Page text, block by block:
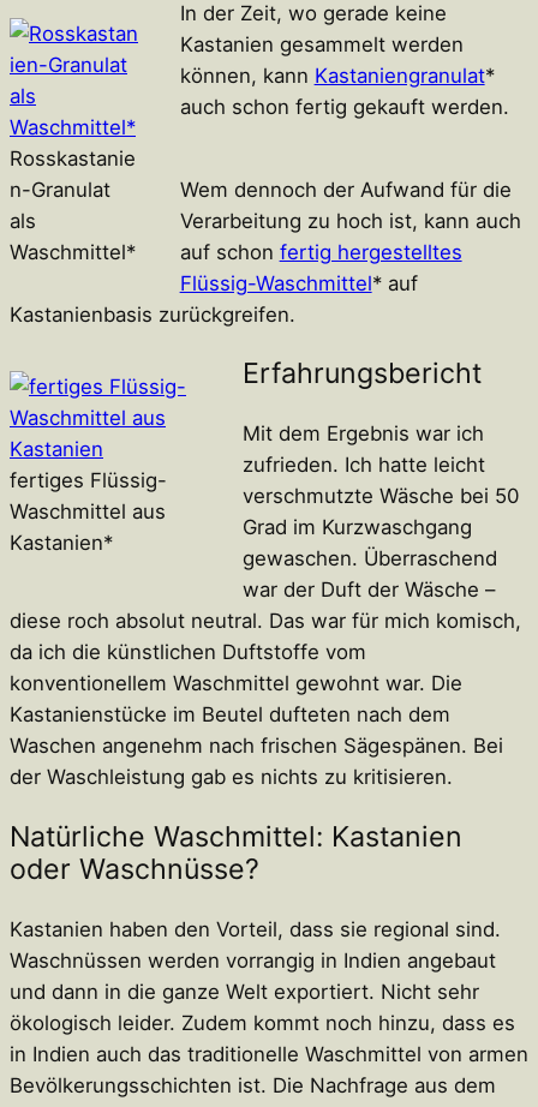
Rosskastanie
n-Granulat
als
Waschmittel*
In der Zeit, wo gerade keine
Kastanien gesammelt werden
können, kann Kastaniengranulat*
auch schon fertig gekauft werden.
Wem dennoch der Aufwand für die
Verarbeitung zu hoch ist, kann auch
auf schon fertig hergestelltes
Flüssig-Waschmittel* auf
Kastanienbasis zurückgreifen.
fertiges Flüssig-
Waschmittel aus
Kastanien*
Erfahrungsbericht
Mit dem Ergebnis war ich
zufrieden. Ich hatte leicht
verschmutzte Wäsche bei 50
Grad im Kurzwaschgang
gewaschen. Überraschend
war der Duft der Wäsche –
diese roch absolut neutral. Das war für mich komisch,
da ich die künstlichen Duftstoffe vom
konventionellem Waschmittel gewohnt war. Die
Kastanienstücke im Beutel dufteten nach dem
Waschen angenehm nach frischen Sägespänen. Bei
der Waschleistung gab es nichts zu kritisieren.
Natürliche Waschmittel: Kastanien
oder Waschnüsse?
Kastanien haben den Vorteil, dass sie regional sind.
Waschnüssen werden vorrangig in Indien angebaut
und dann in die ganze Welt exportiert. Nicht sehr
ökologisch leider. Zudem kommt noch hinzu, dass es
in Indien auch das traditionelle Waschmittel von armen
Bevölkerungsschichten ist. Die Nachfrage aus dem